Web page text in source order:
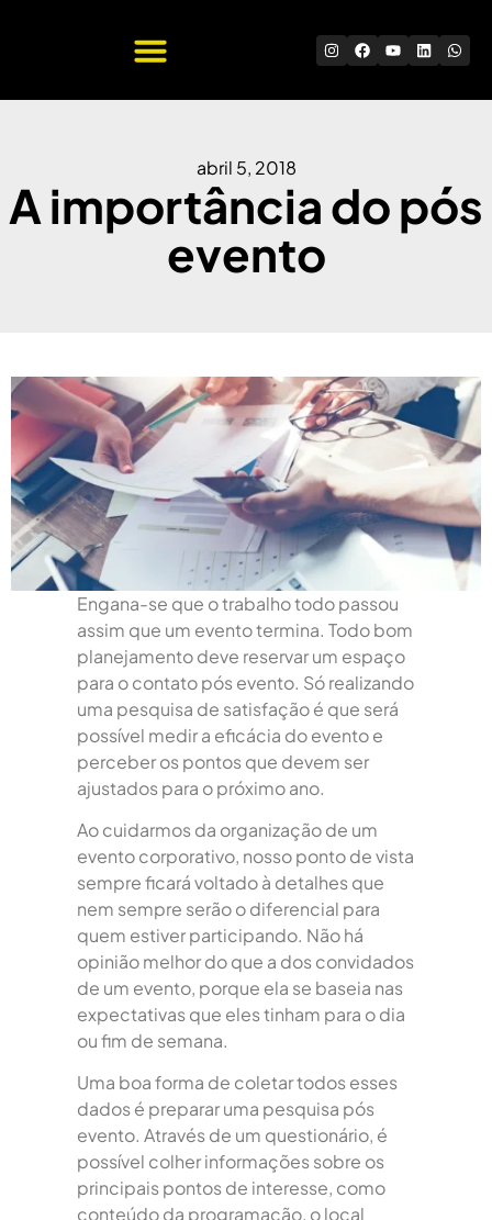
abril 5, 2018
A importância do pós
evento
Engana-se que o trabalho todo passou
assim que um evento termina. Todo bom
planejamento deve reservar um espaço
para o contato pós evento. Só realizando
uma pesquisa de satisfação é que será
possível medir a eficácia do evento e
perceber os pontos que devem ser
ajustados para o próximo ano.
Ao cuidarmos da organização de um
evento corporativo, nosso ponto de vista
sempre ficará voltado à detalhes que
nem sempre serão o diferencial para
quem estiver participando. Não há
opinião melhor do que a dos convidados
de um evento, porque ela se baseia nas
expectativas que eles tinham para o dia
ou fim de semana.
Uma boa forma de coletar todos esses
dados é preparar uma pesquisa pós
evento. Através de um questionário, é
possível colher informações sobre os
principais pontos de interesse, como
conteúdo da programação, o local